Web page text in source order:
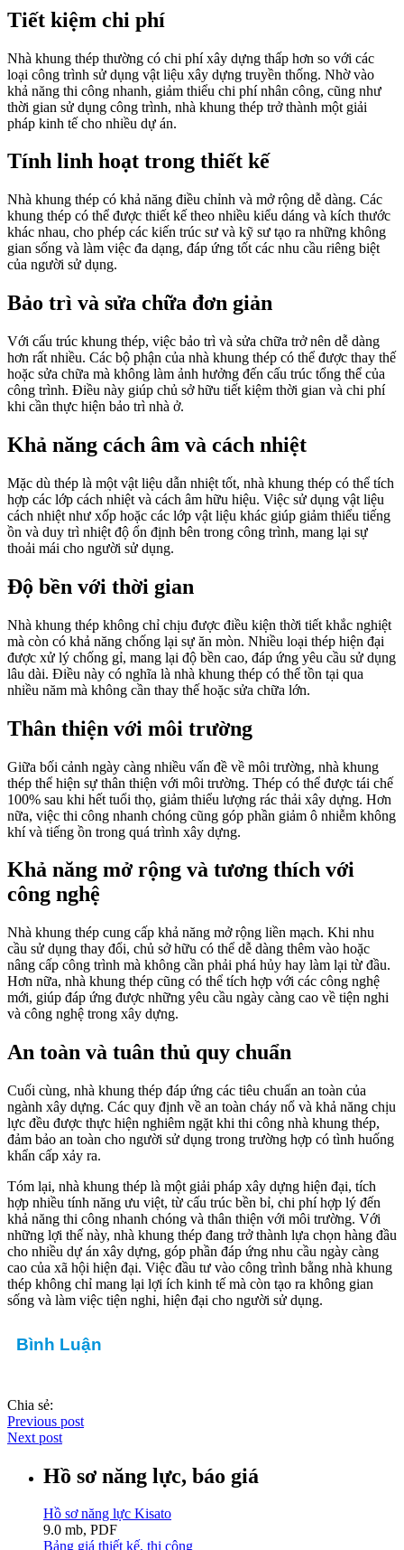
Tiết kiệm chi phí
Nhà khung thép thường có chi phí xây dựng thấp hơn so với các
loại công trình sử dụng vật liệu xây dựng truyền thống. Nhờ vào
khả năng thi công nhanh, giảm thiểu chi phí nhân công, cũng như
thời gian sử dụng công trình, nhà khung thép trở thành một giải
pháp kinh tế cho nhiều dự án.
Tính linh hoạt trong thiết kế
Nhà khung thép có khả năng điều chỉnh và mở rộng dễ dàng. Các
khung thép có thể được thiết kế theo nhiều kiểu dáng và kích thước
khác nhau, cho phép các kiến trúc sư và kỹ sư tạo ra những không
gian sống và làm việc đa dạng, đáp ứng tốt các nhu cầu riêng biệt
của người sử dụng.
Bảo trì và sửa chữa đơn giản
Với cấu trúc khung thép, việc bảo trì và sửa chữa trở nên dễ dàng
hơn rất nhiều. Các bộ phận của nhà khung thép có thể được thay thế
hoặc sửa chữa mà không làm ảnh hưởng đến cấu trúc tổng thể của
công trình. Điều này giúp chủ sở hữu tiết kiệm thời gian và chi phí
khi cần thực hiện bảo trì nhà ở.
Khả năng cách âm và cách nhiệt
Mặc dù thép là một vật liệu dẫn nhiệt tốt, nhà khung thép có thể tích
hợp các lớp cách nhiệt và cách âm hữu hiệu. Việc sử dụng vật liệu
cách nhiệt như xốp hoặc các lớp vật liệu khác giúp giảm thiểu tiếng
ồn và duy trì nhiệt độ ổn định bên trong công trình, mang lại sự
thoải mái cho người sử dụng.
Độ bền với thời gian
Nhà khung thép không chỉ chịu được điều kiện thời tiết khắc nghiệt
mà còn có khả năng chống lại sự ăn mòn. Nhiều loại thép hiện đại
được xử lý chống gỉ, mang lại độ bền cao, đáp ứng yêu cầu sử dụng
lâu dài. Điều này có nghĩa là nhà khung thép có thể tồn tại qua
nhiều năm mà không cần thay thế hoặc sửa chữa lớn.
Thân thiện với môi trường
Giữa bối cảnh ngày càng nhiều vấn đề về môi trường, nhà khung
thép thể hiện sự thân thiện với môi trường. Thép có thể được tái chế
100% sau khi hết tuổi thọ, giảm thiểu lượng rác thải xây dựng. Hơn
nữa, việc thi công nhanh chóng cũng góp phần giảm ô nhiễm không
khí và tiếng ồn trong quá trình xây dựng.
Khả năng mở rộng và tương thích với
công nghệ
Nhà khung thép cung cấp khả năng mở rộng liền mạch. Khi nhu
cầu sử dụng thay đổi, chủ sở hữu có thể dễ dàng thêm vào hoặc
nâng cấp công trình mà không cần phải phá hủy hay làm lại từ đầu.
Hơn nữa, nhà khung thép cũng có thể tích hợp với các công nghệ
mới, giúp đáp ứng được những yêu cầu ngày càng cao về tiện nghi
và công nghệ trong xây dựng.
An toàn và tuân thủ quy chuẩn
Cuối cùng, nhà khung thép đáp ứng các tiêu chuẩn an toàn của
ngành xây dựng. Các quy định về an toàn cháy nổ và khả năng chịu
lực đều được thực hiện nghiêm ngặt khi thi công nhà khung thép,
đảm bảo an toàn cho người sử dụng trong trường hợp có tình huống
khẩn cấp xảy ra.
Tóm lại, nhà khung thép là một giải pháp xây dựng hiện đại, tích
hợp nhiều tính năng ưu việt, từ cấu trúc bền bỉ, chi phí hợp lý đến
khả năng thi công nhanh chóng và thân thiện với môi trường. Với
những lợi thế này, nhà khung thép đang trở thành lựa chọn hàng đầu
cho nhiều dự án xây dựng, góp phần đáp ứng nhu cầu ngày càng
cao của xã hội hiện đại. Việc đầu tư vào công trình bằng nhà khung
thép không chỉ mang lại lợi ích kinh tế mà còn tạo ra không gian
sống và làm việc tiện nghi, hiện đại cho người sử dụng.
Bình Luận
Chia sẻ:
Previous post
Next post
Hồ sơ năng lực, báo giá
Hồ sơ năng lực Kisato
9.0 mb, PDF
Bảng giá thiết kế, thi công